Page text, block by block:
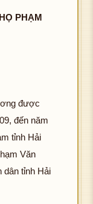
PHẠM
được
đến năm
tỉnh Hải
Văn
dân tỉnh Hải